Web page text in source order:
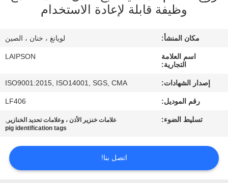
مراقبة
اتصل
اطلب
وظيفة قابلة لإعادة الاستخدام
مكان المنشأ: لويانغ ، خنان ، الصين
اسم العلامة
التجارية:
LAIPSON
إصدار الشهادات: ISO9001:2015, ISO14001, SGS, CMA
رقم الموديل: LF406
تسليط الضوء: علامات خنزير الأذن ، وعلامات تحديد الخنازير ,
pig identification tags
اتصل بنا!